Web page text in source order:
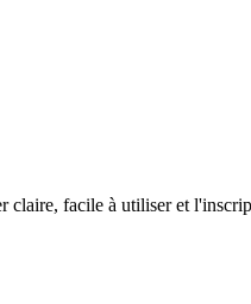
claire, facile à utiliser et